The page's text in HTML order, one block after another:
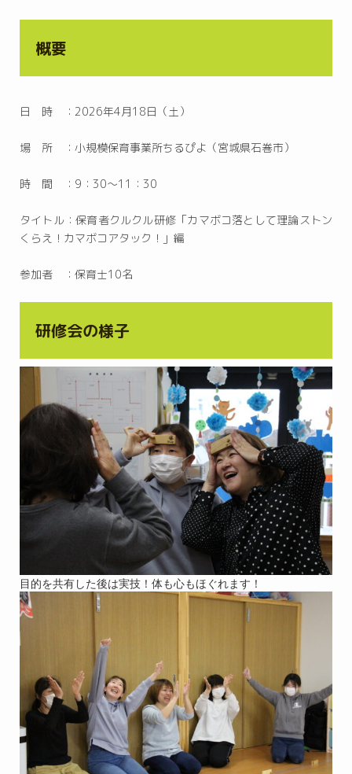
概要
日 時 ：2026年4月18日（土）
場 所 ：小規模保育事業所ちるぴよ（宮城県石巻市）
時 間 ：9：30〜11：30
タイトル：保育者クルクル研修「カマボコ落として理論ストン
くらえ！カマボコアタック！」編
参加者 ：保育士10名
研修会の様子
目的を共有した後は実技！体も心もほぐれます！